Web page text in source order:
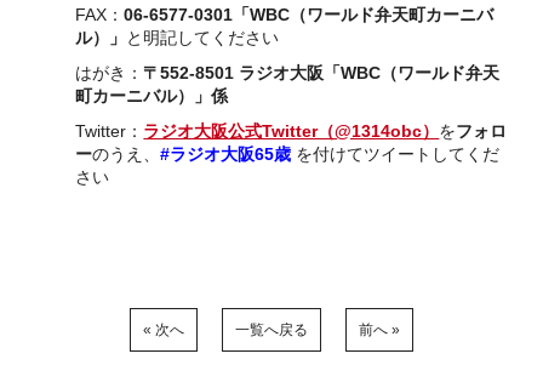
FAX：06-6577-0301「WBC（ワールド弁天町カーニバ
ル）」 と明記してください
はがき： 〒552-8501 ラジオ大阪「WBC（ワールド弁天
町カーニバル）」係
Twitter： ラジオ大阪公式Twitter（@1314obc） をフォロ
ーのうえ、#ラジオ大阪65歳 を付けてツイートしてくだ
さい
« 次へ 一覧へ戻る 前へ »